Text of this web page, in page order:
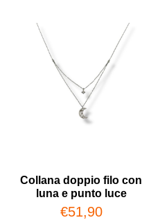
Collana doppio filo con
luna e punto luce
€51,90